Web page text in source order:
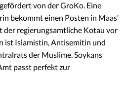
von der GroKo. Eine
bekommt einen Posten in Maas’
der regierungsamtliche Kotau vor
ist Islamistin, Antisemitin und
der Muslime. Soykans
passt perfekt zur